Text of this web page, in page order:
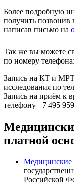
Более подробную
получить позвонив
написав письмо на
Так же вы можете
по номеру
Запись на КТ и МРТ
исследования по
Запись на приём к
телефону +7 495
платной
Медицинские
Российской